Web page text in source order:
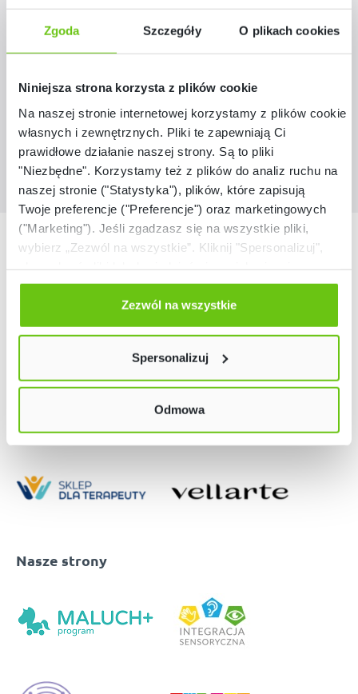
Zgoda Szczegóły O plikach cookies
Niniejsza strona korzysta z plików cookie
Na naszej stronie internetowej korzystamy z plików cookie:
własnych i zewnętrznych. Pliki te zapewniają Ci
prawidłowe działanie naszej strony. Są to pliki
"Niezbędne". Korzystamy też z plików do analiz ruchu na
naszej stronie ("Statystyka"), plików, które zapisują
Twoje preferencje ("Preferencje") oraz marketingowych
("Marketing"). Jeśli zgadzasz się na wszystkie pliki,
wybierz „Zezwól na wszystkie”. Kliknij "Spersonalizuj",
Odmów zgody poprzez przycisk „Odmowa”. Wtedy
użyjemy tylko plików niezbędnych dla naszej strony.
Twój wybór możesz zmienić przez kliknięcie przycisku w
Polityce prywatności
Zezwól na wszystkie
Spersonalizuj
Odmowa
Regał 155
719,90 zł
Nasze marki
Nasze strony